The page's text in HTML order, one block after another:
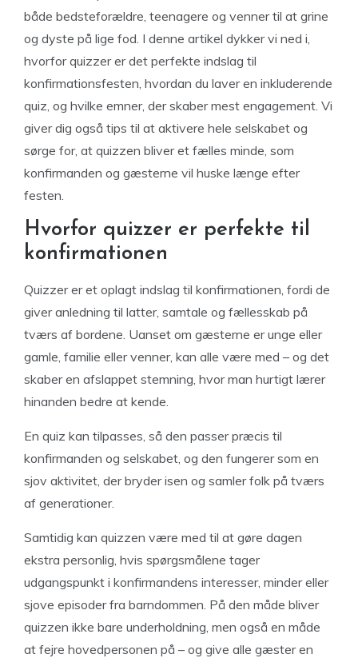
både bedsteforældre, teenagere og venner til at grine
og dyste på lige fod. I denne artikel dykker vi ned i,
hvorfor quizzer er det perfekte indslag til
konfirmationsfesten, hvordan du laver en inkluderende
quiz, og hvilke emner, der skaber mest engagement. Vi
giver dig også tips til at aktivere hele selskabet og
sørge for, at quizzen bliver et fælles minde, som
konfirmanden og gæsterne vil huske længe efter
festen.
Hvorfor quizzer er perfekte til
konfirmationen
Quizzer er et oplagt indslag til konfirmationen, fordi de
giver anledning til latter, samtale og fællesskab på
tværs af bordene. Uanset om gæsterne er unge eller
gamle, familie eller venner, kan alle være med – og det
skaber en afslappet stemning, hvor man hurtigt lærer
hinanden bedre at kende.
En quiz kan tilpasses, så den passer præcis til
konfirmanden og selskabet, og den fungerer som en
sjov aktivitet, der bryder isen og samler folk på tværs
af generationer.
Samtidig kan quizzen være med til at gøre dagen
ekstra personlig, hvis spørgsmålene tager
udgangspunkt i konfirmandens interesser, minder eller
sjove episoder fra barndommen. På den måde bliver
quizzen ikke bare underholdning, men også en måde
at fejre hovedpersonen på – og give alle gæster en